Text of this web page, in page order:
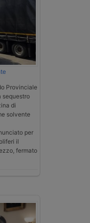
Provinciale
sequestro
di
solvente
per
il
fermato